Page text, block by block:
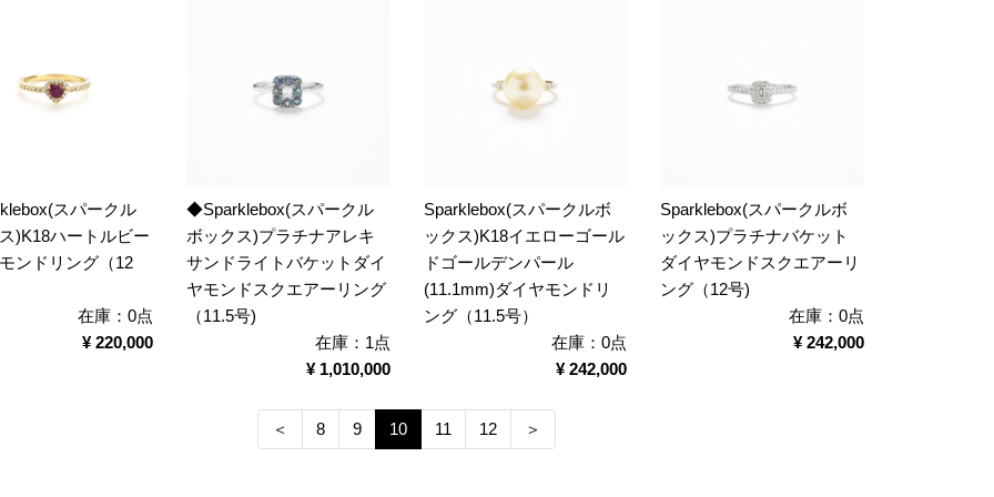
スパークル
)K18ハートルビー
ンドリング（12
在庫：0点
¥ 220,000
◆Sparklebox(スパークル
ボックス)プラチナアレキ
サンドライトバケットダイ
ヤモンドスクエアーリング
（11.5号)
在庫：1点
¥ 1,010,000
Sparklebox(スパークルボ
ックス)K18イエローゴール
ドゴールデンパール
(11.1mm)ダイヤモンドリ
ング（11.5号）
在庫：0点
¥ 242,000
Sparklebox(スパークルボ
ックス)プラチナバケット
ダイヤモンドスクエアーリ
ング（12号)
在庫：0点
¥ 242,000
＜ 8 9 10 11 12 ＞